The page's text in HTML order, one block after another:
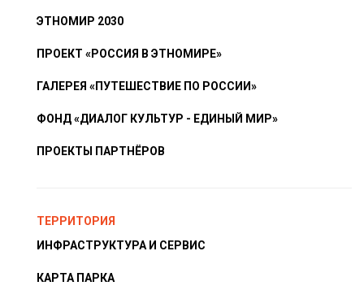
ЭТНОМИР 2030
ПРОЕКТ «РОССИЯ В ЭТНОМИРЕ»
ГАЛЕРЕЯ «ПУТЕШЕСТВИЕ ПО РОССИИ»
ФОНД «ДИАЛОГ КУЛЬТУР - ЕДИНЫЙ МИР»
ПРОЕКТЫ ПАРТНЁРОВ
ТЕРРИТОРИЯ
ИНФРАСТРУКТУРА И СЕРВИС
КАРТА ПАРКА